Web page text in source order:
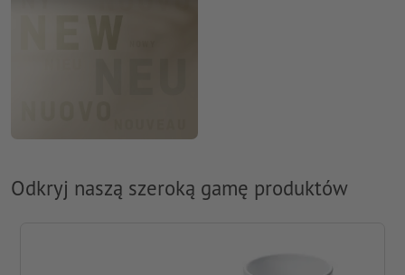
Odkryj naszą szeroką gamę produktów